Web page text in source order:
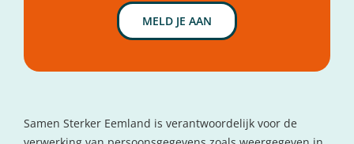
MELD JE AAN
Samen Sterker Eemland is verantwoordelijk voor de